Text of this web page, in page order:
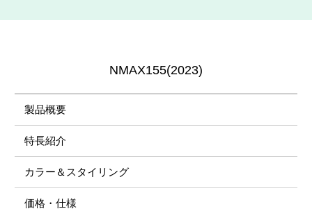
NMAX155(2023)
製品概要
特長紹介
カラー＆スタイリング
価格・仕様